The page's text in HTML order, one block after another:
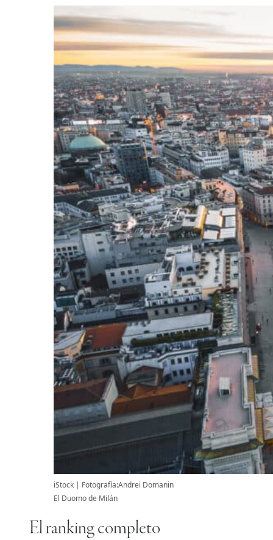
iStock
Fotografía:Andrei Domanin
El Duomo de Milán
El ranking completo